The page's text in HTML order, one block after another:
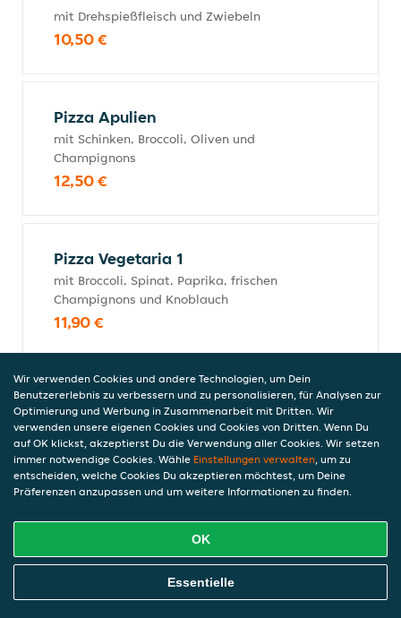
mit Drehspießfleisch und Zwiebeln
10,50 €
Pizza Apulien
mit Schinken, Broccoli, Oliven und
Champignons
12,50 €
Pizza Vegetaria 1
mit Broccoli, Spinat, Paprika, frischen
Champignons und Knoblauch
11,90 €
Pizza Diavolo
mit Paprika, Peperoni, Tabasco und
Knoblauch
10,50 €
Tomatensauce,Käse
Online Essen Bestellen
Wir verwenden Cookies und andere Technologien, um Dein
Benutzererlebnis zu verbessern und zu personalisieren, für Analysen zur
Optimierung und Werbung in Zusammenarbeit mit Dritten. Wir
verwenden unsere eigenen Cookies und Cookies von Dritten. Wenn Du
auf OK klickst, akzeptierst Du die Verwendung aller Cookies. Wir setzen
immer notwendige Cookies. Wähle Einstellungen verwalten, um zu
entscheiden, welche Cookies Du akzeptieren möchtest, um Deine
Präferenzen anzupassen und um weitere Informationen zu finden.
OK
Essentielle